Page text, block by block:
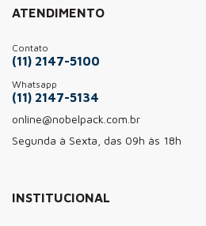
ATENDIMENTO
Contato
(11) 2147-5100
Whatsapp
(11) 2147-5134
online@nobelpack.com.br
Segunda à Sexta, das 09h às 18h
INSTITUCIONAL